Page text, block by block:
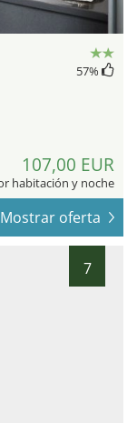
57%
107,00 EUR
habitación y noche
Mostrar oferta
7